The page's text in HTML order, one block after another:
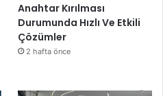
Anahtar Kırılması
Durumunda Hızlı Ve Etkili
Çözümler
2 hafta önce